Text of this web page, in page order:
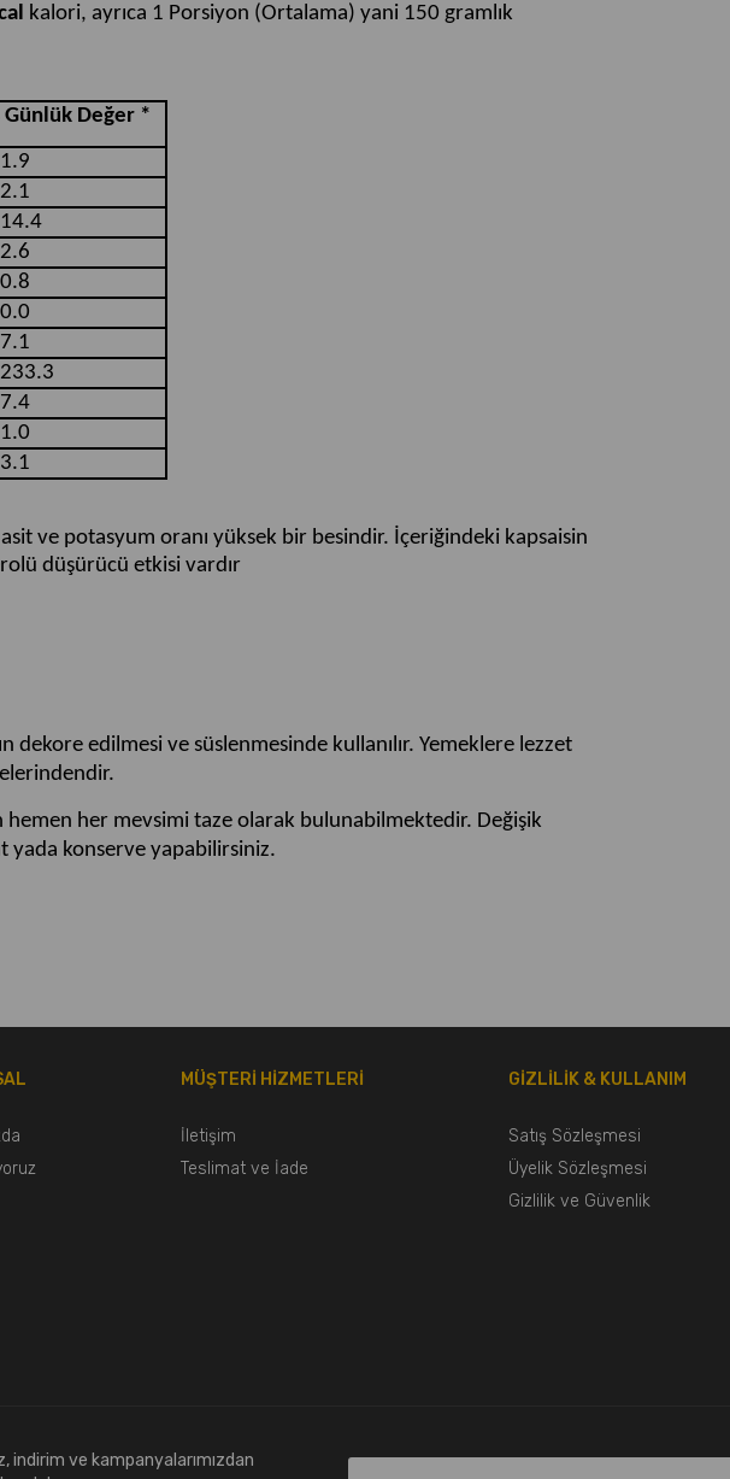
kalori, ayrıca 1 Porsiyon (Ortalama) yani 150 gramlık
Günlük Değer *
ve potasyum oranı yüksek bir besindir. İçeriğindeki kapsaisin
düşürücü etkisi vardır
dekore edilmesi ve süslenmesinde kullanılır. Yemeklere lezzet
her mevsimi taze olarak bulunabilmektedir. Değişik
yada konserve yapabilirsiniz.
MÜŞTERİ HİZMETLERİ
İletişim
Teslimat ve İade
GİZLİLİK & KULLANIM
Satış Sözleşmesi
Üyelik Sözleşmesi
Gizlilik ve Güvenlik
indirim ve kampanyalarımızdan